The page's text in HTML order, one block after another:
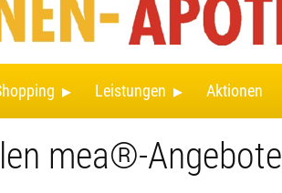
▸ Leistungen ▸ Aktionen
mea®-Angebote